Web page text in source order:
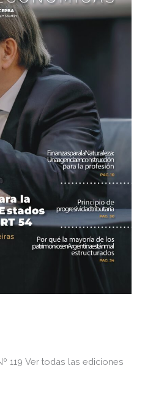
119 Ver todas las ediciones